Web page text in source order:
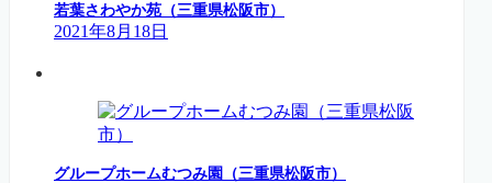
若葉さわやか苑（三重県松阪市）
2021年8月18日
グループホームむつみ園（三重県松阪市）